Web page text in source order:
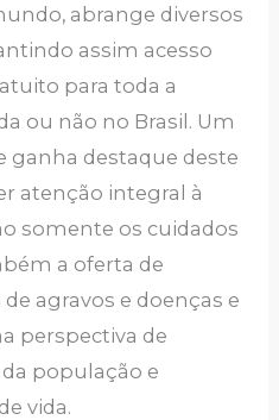
abrange diversos
assim acesso
para toda a
ou não no Brasil. Um
ganha destaque deste
atenção integral à
somente os cuidados
a oferta de
agravos e doenças e
perspectiva de
população e
vida.